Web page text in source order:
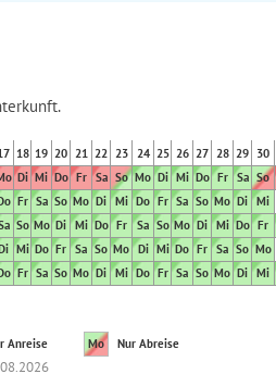
18 19 20 21 22 23 24 25 26 27 28 29 30
Di Mi Do Fr Sa So Mo Di Mi Do Fr Sa So
Fr Sa So Mo Di Mi Do Fr Sa So Mo Di Mi
So Mo Di Mi Do Fr Sa So Mo Di Mi Do Fr
Mi Do Fr Sa So Mo Di Mi Do Fr Sa So Mo
Fr Sa So Mo Di Mi Do Fr Sa So Mo Di Mi
Anreise Mo Nur Abreise